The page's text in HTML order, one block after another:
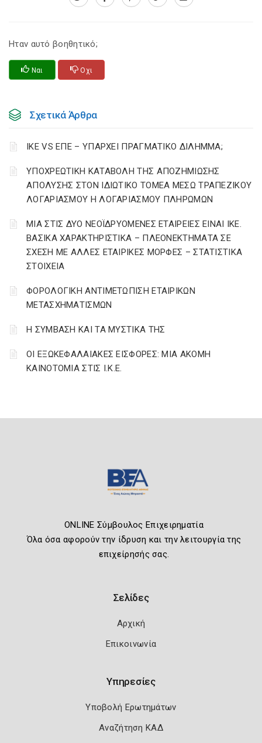
Ηταν αυτό βοηθητικό;
Ναι Οχι
Σχετικά Άρθρα
ΙΚΕ VS ΕΠΕ – ΥΠΑΡΧΕΙ ΠΡΑΓΜΑΤΙΚΟ ΔΙΛΗΜΜΑ;
YΠΟΧΡΕΩΤΙΚΗ ΚΑΤΑΒΟΛΗ ΤΗΣ ΑΠΟΖΗΜΙΩΣΗΣ
ΑΠΟΛΥΣΗΣ ΣΤΟΝ ΙΔΙΩΤΙΚΟ ΤΟΜΕΑ ΜΕΣΩ ΤΡΑΠΕΖΙΚΟΥ
ΛΟΓΑΡΙΑΣΜΟΥ Η ΛΟΓΑΡΙΑΣΜΟΥ ΠΛΗΡΩΜΩΝ
ΜΙΑ ΣΤΙΣ ΔΥΟ ΝΕΟΪΔΡΥΟΜΕΝΕΣ ΕΤΑΙΡΕΙΕΣ ΕΙΝΑΙ ΙΚΕ.
ΒΑΣΙΚΑ ΧΑΡΑΚΤΗΡΙΣΤΙΚΑ – ΠΛΕΟΝΕΚΤΗΜΑΤΑ ΣΕ
ΣΧΕΣΗ ΜΕ ΑΛΛΕΣ ΕΤΑΙΡΙΚΕΣ ΜΟΡΦΕΣ – ΣΤΑΤΙΣΤΙΚΑ
ΣΤΟΙΧΕΙΑ
ΦΟΡΟΛΟΓΙΚΗ ΑΝΤΙΜΕΤΩΠΙΣΗ ΕΤΑΙΡΙΚΩΝ
ΜΕΤΑΣΧΗΜΑΤΙΣΜΩΝ
Η ΣΥΜΒΑΣΗ ΚΑΙ ΤΑ ΜΥΣΤΙΚΑ ΤΗΣ
ΟΙ ΕΞΩΚΕΦΑΛΑΙΑΚΕΣ ΕΙΣΦΟΡΕΣ: ΜΙΑ ΑΚΟΜΗ
ΚΑΙΝΟΤΟΜΙΑ ΣΤΙΣ Ι.Κ.Ε.
ONLINE Σύμβουλος Επιχειρηματία
Όλα όσα αφορούν την ίδρυση και την λειτουργία της
επιχείρησής σας.
Σελίδες
Αρχική
Επικοινωνία
Υπηρεσίες
Υποβολή Ερωτημάτων
Αναζήτηση ΚΑΔ